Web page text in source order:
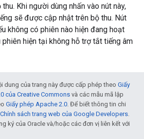
Khi người dùng nhấn vào nút này,
sẽ được cập nhật trên bộ thu. Nút
không có phiên nào hiện đang hoạt
phiên hiện tại không hỗ trợ tắt tiếng âm
dung của trang này được cấp phép theo Giấy
của Creative Commons và các mẫu mã lập
Giấy phép Apache 2.0 . Để biết thông tin chi
Chính sách trang web của Google Developers
ký của Oracle và/hoặc các đơn vị liên kết với